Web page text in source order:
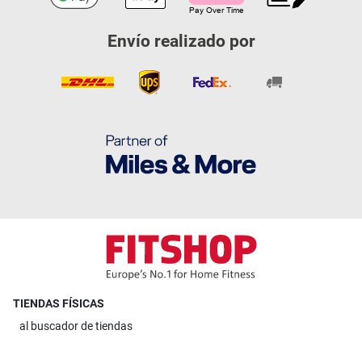
Envío realizado por
TIENDAS FÍSICAS
al buscador de tiendas